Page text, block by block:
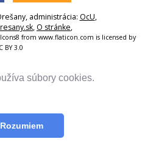
súbory cookies.
Rozumiem
administrácia: OcU,
, O stránke,
Icons8 from www.flaticon.com is licensed by
BY 3.0